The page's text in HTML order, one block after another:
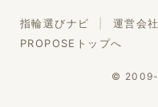
指輪選びナビ 運営会社
PROPOSEトップへ
© 2009-